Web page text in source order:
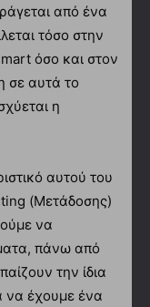
από ένα
τόσο στην
όσο και στον
σε αυτά το
η
αυτού του
(Μετάδοσης)
να
πάνω από
την ίδια
να έχουμε ένα